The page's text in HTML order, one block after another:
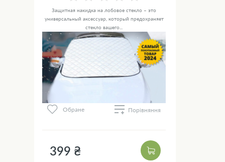
Защитная накидка на лобовое стекло – это
универсальный аксессуар, который предохраняет
стекло вашего...
Обране Порівняння
399 ₴